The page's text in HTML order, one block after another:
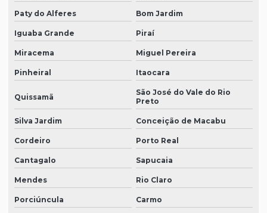
Paty do Alferes Bom Jardim
Iguaba Grande Piraí
Miracema Miguel Pereira
Pinheiral Itaocara
Quissamã
São José do Vale do Rio
Preto
Silva Jardim Conceição de Macabu
Cordeiro Porto Real
Cantagalo Sapucaia
Mendes Rio Claro
Porciúncula Carmo